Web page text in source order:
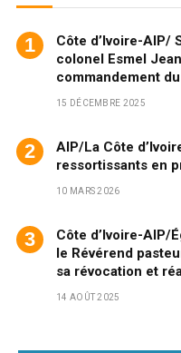
Côte d’Ivoire-AIP/
colonel Esmel
commandement
15 DÉCEMBRE 2025
AIP/La Côte
ressortissants en
10 MARS 2026
Côte d’Ivoire-AIP/
le Révérend
sa révocation et
14 AOÛT 2025